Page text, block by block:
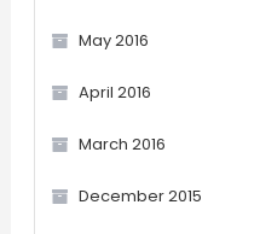
May 2016
April 2016
March 2016
December 2015